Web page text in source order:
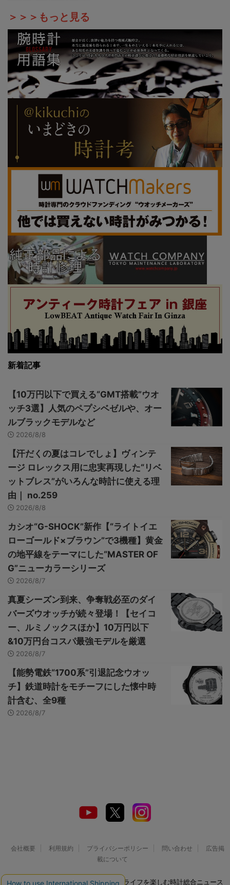
＞＞＞もっと見る
新着記事
【10万円以下で買える“GMT搭載”ウオ
ッチ3選】人気のペプシベゼルや、オー
ルブラックモデルなど
2026/8/8
【汗だくの夏はコレでしょ】ヴィンテ
ージ ロレックス用に忠実再現した“リベ
ットブレス”がいろんな時計に使える理
由｜ no.259
2026/8/8
カシオ“G-SHOCK”新作【“ライトイエ
ローゴールド×ブラウン”で3機種】黄金
の地平線をテーマにした“MASTER OF
G”ニューカラーシリーズ
2026/8/7
真夏シーズン到来、争奪戦必至のダイ
バーズウオッチが続々登場！【セイコ
ー、ルミノックスほか】10万円以下
&10万円台コスパ最強モデルを厳選
2026/8/7
【能勢電鉄“1700系”引退記念ウオッ
チ】鉄道時計をモチーフにした懐中時
計含む、全9種
2026/8/7
会社概要 利用規約 プライバシーポリシー 問い合わせ
広告掲
載について
© 2026 Watch LIFE NEWS｜ウオッチライフを楽しむ時計総合ニュース